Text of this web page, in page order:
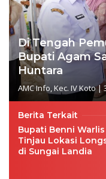
Di Tengah
Bupati Agam
Huntara
AMC Info,Kec. IV Koto|
Berita Terkait
Bupati Benni Warlis
Tinjau Lokasi
di Sungai Landia